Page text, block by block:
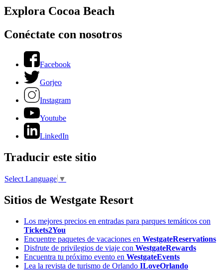
Explora Cocoa Beach
Conéctate con nosotros
Facebook
Gorjeo
Instagram
Youtube
LinkedIn
Traducir este sitio
Select Language ▼
Sitios de Westgate Resort
Los mejores precios en entradas para parques temáticos con
Tickets2You
Encuentre paquetes de vacaciones en WestgateReservations
Disfrute de privilegios de viaje con WestgateRewards
Encuentra tu próximo evento en WestgateEvents
Lea la revista de turismo de Orlando ILoveOrlando